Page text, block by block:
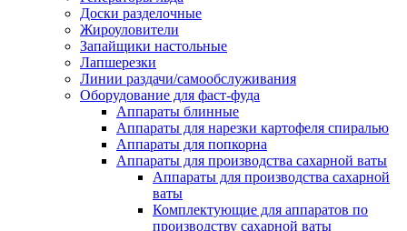
Доски разделочные
Жироуловители
Запайщики настольные
Лапшерезки
Линии раздачи/самообслуживания
Оборудование для фаст-фуда
Аппараты блинные
Аппараты для нарезки картофеля спиралью
Аппараты для попкорна
Аппараты для производства сахарной ваты
Аппараты для производства сахарной
ваты
Комплектующие для аппаратов по
производству сахарной ваты